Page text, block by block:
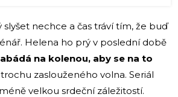
nechce a čas tráví tím, že buď
Helena ho prý v poslední době
na kolenou, aby se na to
zaslouženého volna. Seriál
velkou srdeční záležitostí.